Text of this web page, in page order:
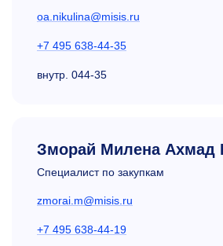
oa.nikulina@misis.ru
+7 495 638-44-35
внутр. 044-35
Зморай Милена
Специалист по закупкам
zmorai.m@misis.ru
+7 495 638-44-19